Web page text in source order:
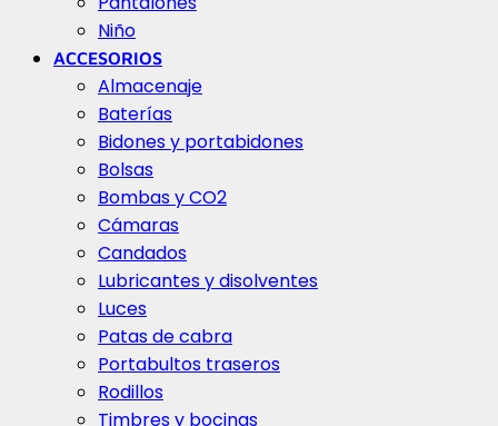
Niño
ACCESORIOS
Almacenaje
Baterías
Bidones y portabidones
Bolsas
Bombas y CO2
Cámaras
Candados
Lubricantes y disolventes
Luces
Patas de cabra
Portabultos traseros
Rodillos
Timbres y bocinas